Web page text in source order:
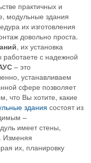
практичных и
модульные здания
их изготовления
довольно проста.
, их установка
работаете с надежной
– это
устанавливаем
сфере позволяет
что Вы хотите, какие
здания состоят из
–
имеет стены,
Изменяя
их, планировку